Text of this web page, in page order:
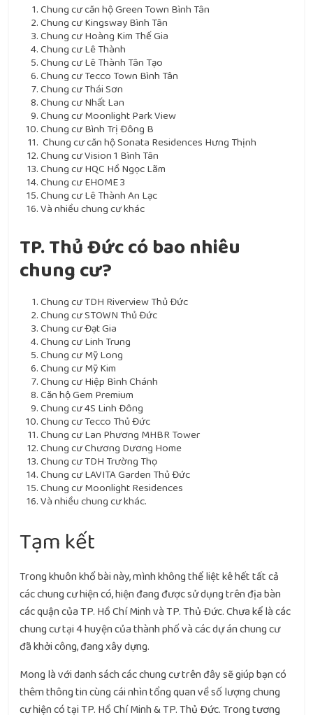
Chung cư căn hộ Green Town Bình Tân
Chung cư Kingsway Bình Tân
Chung cư Hoàng Kim Thế Gia
Chung cư Lê Thành
Chung cư Lê Thành Tân Tạo
Chung cư Tecco Town Bình Tân
Chung cư Thái Sơn
Chung cư Nhất Lan
Chung cư Moonlight Park View
Chung cư Bình Trị Đông B
Chung cư căn hộ Sonata Residences Hưng Thịnh
Chung cư Vision 1 Bình Tân
Chung cư HQC Hồ Ngọc Lãm
Chung cư EHOME 3
Chung cư Lê Thành An Lạc
Và nhiều chung cư khác
TP. Thủ Đức có bao nhiêu
chung cư?
Chung cư TDH Riverview Thủ Đức
Chung cư STOWN Thủ Đức
Chung cư Đạt Gia
Chung cư Linh Trung
Chung cư Mỹ Long
Chung cư Mỹ Kim
Chung cư Hiệp Bình Chánh
Căn hộ Gem Premium
Chung cư 4S Linh Đông
Chung cư Tecco Thủ Đức
Chung cư Lan Phương MHBR Tower
Chung cư Chương Dương Home
Chung cư TDH Trường Thọ
Chung cư LAVITA Garden Thủ Đức
Chung cư Moonlight Residences
Và nhiều chung cư khác.
Tạm kết
Trong khuôn khổ bài này, mình không thể liệt kê hết tất cả
các chung cư hiện có, hiện đang được sử dụng trên địa bàn
các quận của TP. Hồ Chí Minh và TP. Thủ Đức. Chưa kể là các
chung cư tại 4 huyện của thành phố và các dự án chung cư
đã khởi công, đang xây dựng.
Mong là với danh sách các chung cư trên đây sẽ giúp bạn có
thêm thông tin cùng cái nhìn tổng quan về số lượng chung
cư hiện có tại TP. Hồ Chí Minh & TP. Thủ Đức. Trong tương